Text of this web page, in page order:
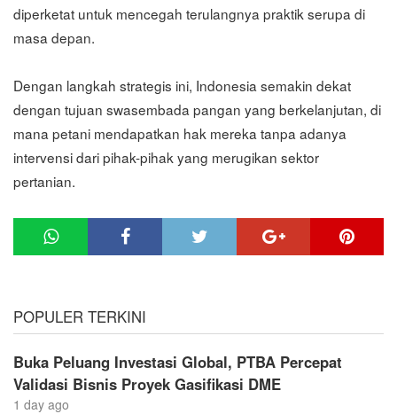
diperketat untuk mencegah terulangnya praktik serupa di
masa depan.
Dengan langkah strategis ini, Indonesia semakin dekat
dengan tujuan swasembada pangan yang berkelanjutan, di
mana petani mendapatkan hak mereka tanpa adanya
intervensi dari pihak-pihak yang merugikan sektor
pertanian.
POPULER TERKINI
Buka Peluang Investasi Global, PTBA Percepat
Validasi Bisnis Proyek Gasifikasi DME
1 day ago